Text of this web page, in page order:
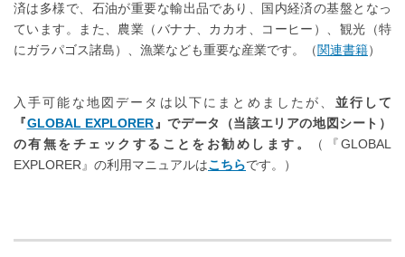
済は多様で、石油が重要な輸出品であり、国内経済の基盤となっ
ています。また、農業（バナナ、カカオ、コーヒー）、観光（特
にガラパゴス諸島）、漁業なども重要な産業です。（関連書籍）
入手可能な地図データは以下にまとめましたが、 並行して
『GLOBAL EXPLORER 』でデータ（当該エリアの地図シート）
の有無をチェックすることをお勧めします。
（『GLOBAL
EXPLORER』の利用マニュアルはこちらです。）